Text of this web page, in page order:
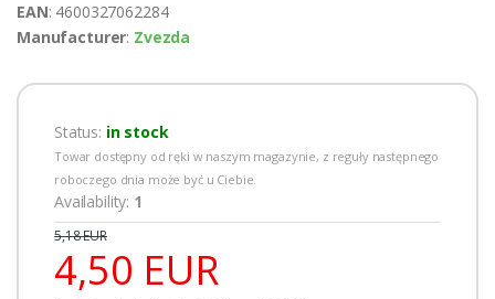
EAN: 4600327062284
Manufacturer: Zvezda
Status: in stock
Towar dostępny od ręki w naszym magazynie, z reguły następnego
roboczego dnia może być u Ciebie.
Availability: 1
4,50 EUR
5,18 EUR